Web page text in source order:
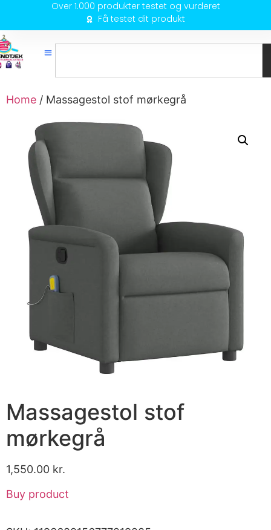
Over 1.000 produkter testet og vurderet
Få testet dit produkt
Home / Massagestol stof mørkegrå
Massagestol stof
mørkegrå
1,550.00 kr.
Buy product